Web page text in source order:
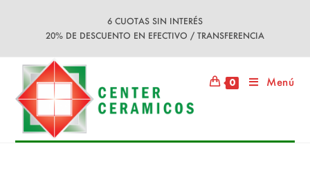
6 CUOTAS SIN INTERÉS
20% DE DESCUENTO EN EFECTIVO / TRANSFERENCIA
0 Menú